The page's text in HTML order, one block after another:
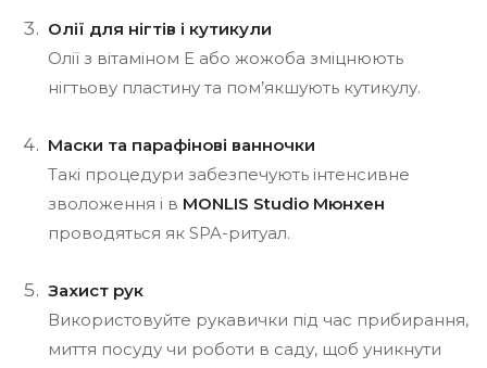
Олії для нігтів і кутикули
Олії з вітаміном Е або жожоба зміцнюють
нігтьову пластину та пом’якшують кутикулу.
Маски та парафінові ванночки
Такі процедури забезпечують інтенсивне
зволоження і в MONLIS Studio Мюнхен
проводяться як SPA-ритуал.
Захист рук
Використовуйте рукавички під час прибирання,
миття посуду чи роботи в саду, щоб уникнути